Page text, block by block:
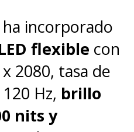
incorporado
flexible con
2080, tasa de
Hz, brillo
nits y